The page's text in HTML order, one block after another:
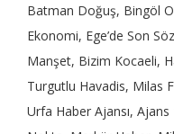
Batman Doğuş, Bingöl
Ekonomi, Ege’de Son
Manşet, Bizim Kocaeli,
Turgutlu Havadis, Milas
Urfa Haber Ajansı,